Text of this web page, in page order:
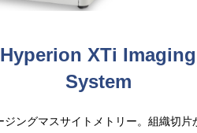
Hyperion XTi Imaging
System
ジングマスサイトメトリー。組織切片